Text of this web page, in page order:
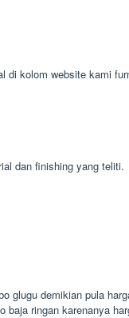
kolom website kami
dan finishing yang teliti.
glugu demikian pula
ringan karenanya